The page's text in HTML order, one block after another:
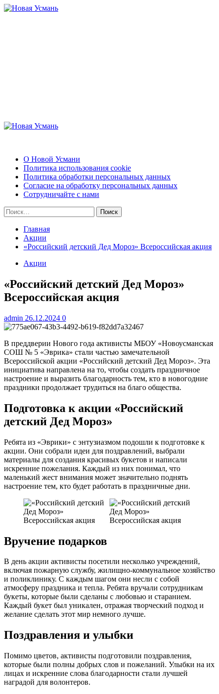
Перейти
Основное
О Новой Усмани
Политика использования cookie
Политика обработки персональных данных
Согласие на обработку персональных данных
Сотрудничайте с нами
Найти:
Главная
Акции
«Российский детский Дед Мороз» Всероссийская акция
Акции
«Российский детский Дед Мороз»
Всероссийская акция
admin 26.12.2024 0
В преддверии Нового года активисты МБОУ «Новоусманская
СОШ № 5 «Эврика» стали частью замечательной
Всероссийской акции «Российский детский Дед Мороз». Эта
инициатива направлена на то, чтобы создать праздничное
настроение и выразить благодарность тем, кто в новогодние
праздники продолжает трудиться на благо общества.
Подготовка к акции «Российский
детский Дед Мороз»
Ребята из «Эврики» с энтузиазмом подошли к подготовке к
акции. Они собрали идеи для поздравлений, выбрали
материалы для создания красивых букетов и написали
искренние пожелания. Каждый из них понимал, что
маленький жест внимания может значительно поднять
настроение тем, кто будет работать в праздничные дни.
Вручение подарков
В день акции активисты посетили несколько учреждений,
включая пожарную службу, жилищно-коммунальное хозяйство
и поликлинику. С каждым шагом они несли с собой
атмосферу праздника и тепла. Ребята вручали сотрудникам
букеты, которые были сделаны с любовью и старанием.
Каждый букет был уникален, отражая творческий подход и
желание сделать этот мир немного лучше.
Поздравления и улыбки
Помимо цветов, активисты подготовили поздравления,
которые были полны добрых слов и пожеланий. Улыбки на их
лицах и искренние слова благодарности стали лучшей
наградой для волонтеров.